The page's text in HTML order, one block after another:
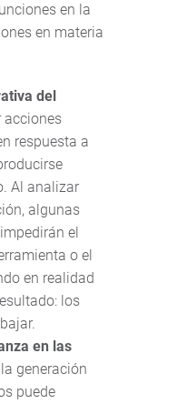
en la
en materia
del
acciones
respuesta a
Al analizar
algunas
el
o el
en realidad
los
en las
la generación
puede